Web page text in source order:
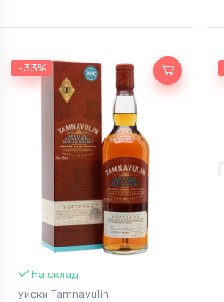
-33%
На склад
уиски Tamnavulin